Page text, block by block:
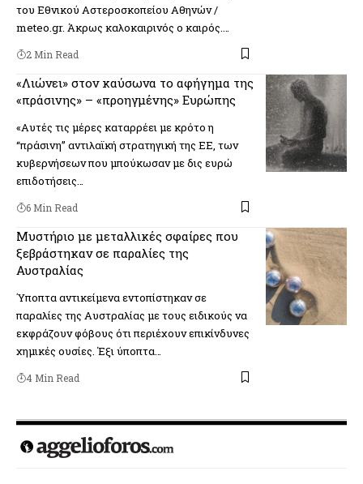
του Εθνικού Αστεροσκοπείου Αθηνών /
meteo.gr. Άκρως καλοκαιρινός ο καιρός.…
2 Min Read
«Λιώνει» στον καύσωνα το αφήγημα της
«πράσινης» – «προηγμένης» Ευρώπης
«Αυτές τις μέρες καταρρέει με κρότο η
“πράσινη” αντιλαϊκή στρατηγική της ΕΕ, των
κυβερνήσεων που μπούκωσαν με δις ευρώ
επιδοτήσεις…
6 Min Read
Μυστήριο με μεταλλικές σφαίρες που
ξεβράστηκαν σε παραλίες της
Αυστραλίας
Ύποπτα αντικείμενα εντοπίστηκαν σε
παραλίες της Αυστραλίας με τους ειδικούς να
εκφράζουν φόβους ότι περιέχουν επικίνδυνες
χημικές ουσίες. Έξι ύποπτα…
4 Min Read